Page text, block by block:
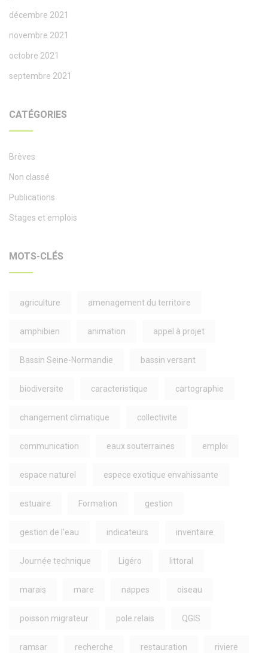
décembre 2021
novembre 2021
octobre 2021
septembre 2021
CATÉGORIES
Brèves
Non classé
Publications
Stages et emplois
MOTS-CLÉS
agriculture amenagement du territoire
amphibien animation appel à projet
Bassin Seine-Normandie bassin versant
biodiversite caracteristique cartographie
changement climatique collectivite
communication eaux souterraines emploi
espace naturel espece exotique envahissante
estuaire Formation gestion
gestion de l'eau indicateurs inventaire
Journée technique Ligéro littoral
marais mare nappes oiseau
poisson migrateur pole relais QGIS
ramsar recherche restauration riviere